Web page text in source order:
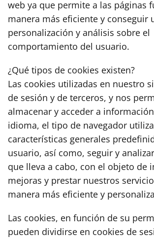
web ya que permite a las páginas
manera más eficiente y conseguir
personalización y análisis sobre el
comportamiento del usuario.
¿Qué tipos de cookies existen?
Las cookies utilizadas en nuestro
de sesión y de terceros, y nos
almacenar y acceder a
idioma, el tipo de navegador
características generales
usuario, así como, seguir y
que lleva a cabo, con el objeto de
mejoras y prestar nuestros
manera más eficiente y
Las cookies, en función de su
pueden dividirse en cookies de